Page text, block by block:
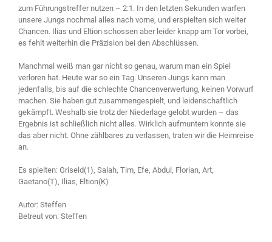
zum Führungstreffer nutzen – 2:1. In den letzten Sekunden warfen
unsere Jungs nochmal alles nach vorne, und erspielten sich weiter
Chancen. Ilias und Eltion schossen aber leider knapp am Tor vorbei,
es fehlt weiterhin die Präzision bei den Abschlüssen.
Manchmal weiß man gar nicht so genau, warum man ein Spiel
verloren hat. Heute war so ein Tag. Unseren Jungs kann man
jedenfalls, bis auf die schlechte Chancenverwertung, keinen Vorwurf
machen. Sie haben gut zusammengespielt, und leidenschaftlich
gekämpft. Weshalb sie trotz der Niederlage gelobt wurden – das
Ergebnis ist schließlich nicht alles. Wirklich aufmuntern konnte sie
das aber nicht. Ohne zählbares zu verlassen, traten wir die Heimreise
an.
Es spielten: Griseld(1), Salah, Tim, Efe, Abdul, Florian, Art,
Gaetano(T), Ilias, Eltion(K)
Autor: Steffen
Betreut von: Steffen